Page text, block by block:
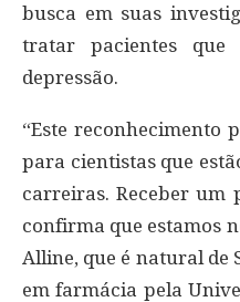
busca em suas
tratar pacientes que
depressão.
“Este reconhecimento
para cientistas que
carreiras. Receber um
confirma que estamos
Alline, que é natural de
em farmácia pela